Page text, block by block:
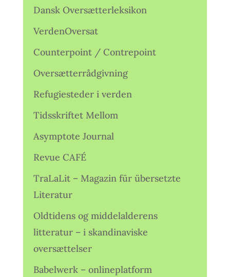
Dansk Oversætterleksikon
VerdenOversat
Counterpoint / Contrepoint
Oversætterrådgivning
Refugiesteder i verden
Tidsskriftet Mellom
Asymptote Journal
Revue CAFÉ
TraLaLit – Magazin für übersetzte
Literatur
Oldtidens og middelalderens
litteratur – i skandinaviske
oversættelser
Babelwerk – onlineplatform